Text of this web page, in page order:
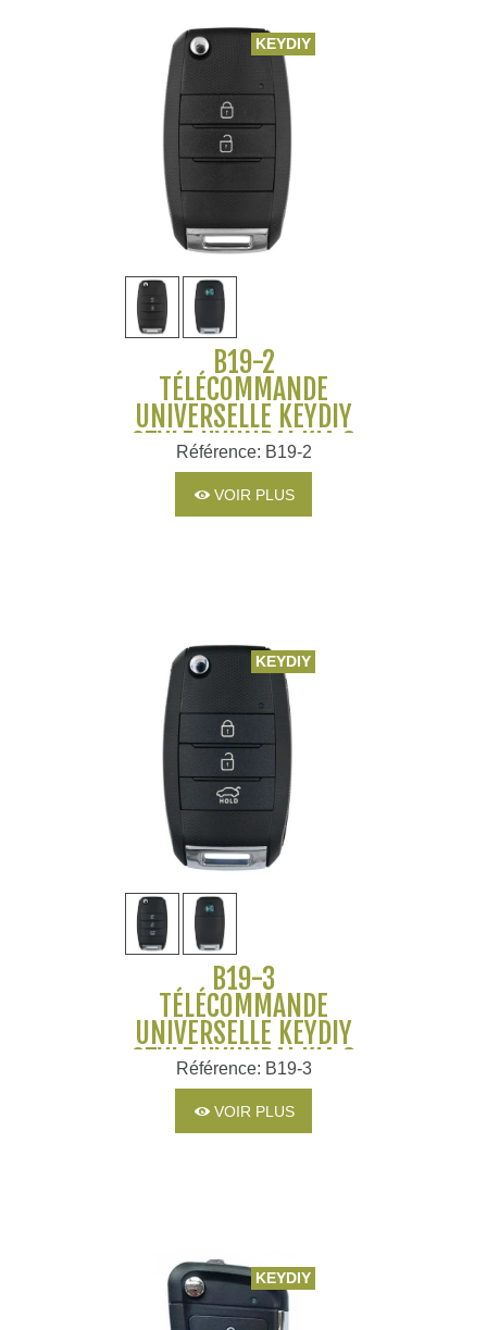
KEYDIY
B19-2
TÉLÉCOMMANDE
UNIVERSELLE KEYDIY
STYLE HYUNDAI KIA 2
BOUTONS
Référence: B19-2
VOIR PLUS
KEYDIY
B19-3
TÉLÉCOMMANDE
UNIVERSELLE KEYDIY
STYLE HYUNDAI KIA 3
BOUTONS
Référence: B19-3
VOIR PLUS
KEYDIY